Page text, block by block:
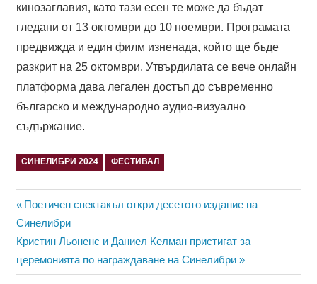
кинозаглавия, като тази есен те може да бъдат
гледани от 13 октомври до 10 ноември. Програмата
предвижда и един филм изненада, който ще бъде
разкрит на 25 октомври. Утвърдилата се вече онлайн
платформа дава легален достъп до съвременно
българско и международно аудио-визуално
съдържание.
СИНЕЛИБРИ 2024 ФЕСТИВАЛ
Навигация
Previous
Post:
Поетичен спектакъл откри десетото издание на
Синелибри
Next
Post:
Кристин Льоненс и Даниел Келман пристигат за
церемонията по награждаване на Синелибри